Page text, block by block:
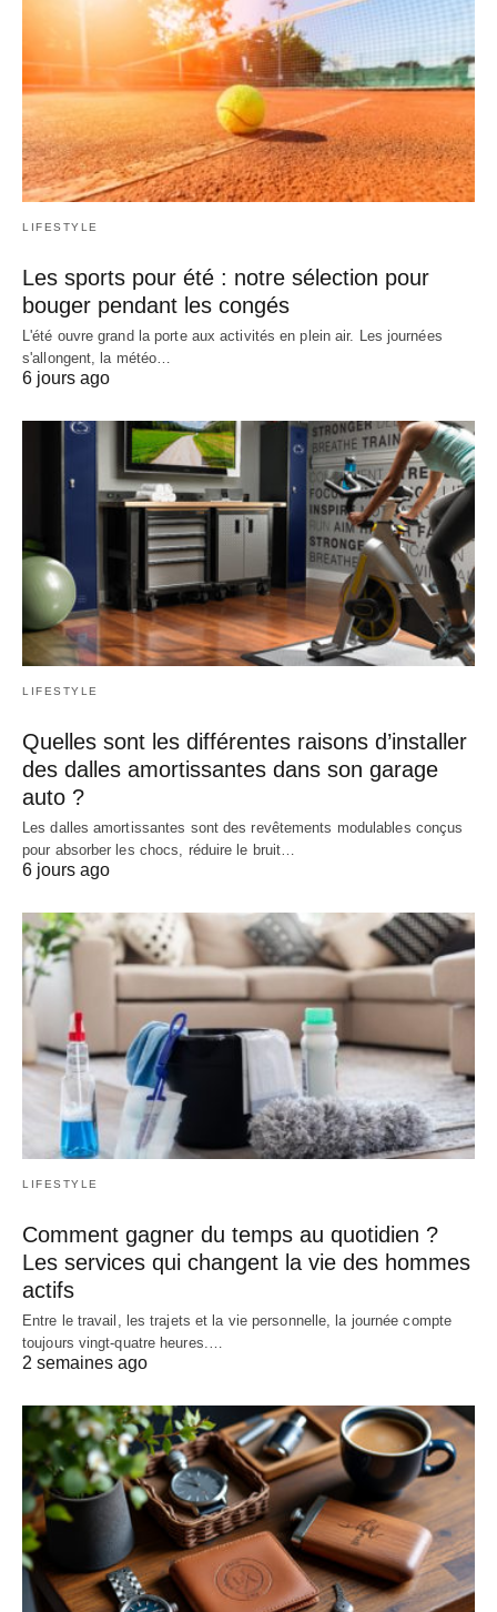
LIFESTYLE
Les sports pour été : notre sélection pour
bouger pendant les congés
L'été ouvre grand la porte aux activités en plein air. Les journées
s'allongent, la météo…
6 jours ago
LIFESTYLE
Quelles sont les différentes raisons d’installer
des dalles amortissantes dans son garage
auto ?
Les dalles amortissantes sont des revêtements modulables conçus
pour absorber les chocs, réduire le bruit…
6 jours ago
LIFESTYLE
Comment gagner du temps au quotidien ?
Les services qui changent la vie des hommes
actifs
Entre le travail, les trajets et la vie personnelle, la journée compte
toujours vingt-quatre heures.…
2 semaines ago